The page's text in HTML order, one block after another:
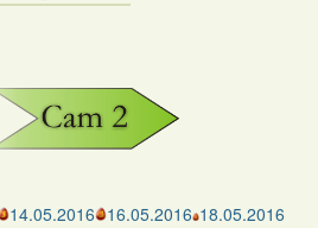
14.05.2016 16.05.2016 18.05.2016